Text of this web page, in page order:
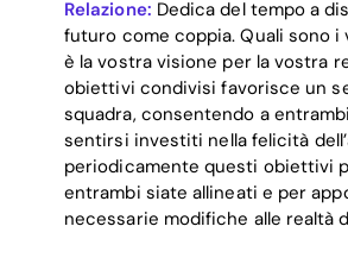
Relazione: Dedica del tempo a
futuro come coppia. Quali sono i
è la vostra visione per la vostra
obiettivi condivisi favorisce un
squadra, consentendo a
sentirsi investiti nella felicità
periodicamente questi obiettivi
entrambi siate allineati e per
necessarie modifiche alle realtà